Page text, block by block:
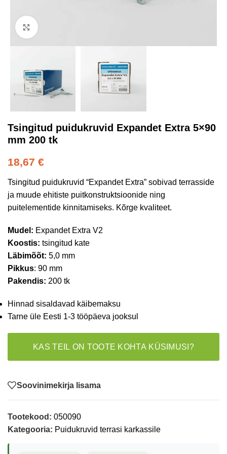
Kliki suurendamiseks
Tsingitud puidukruvid Expandet Extra 5×90
mm 200 tk
18,67 €
Tsingitud puidukruvid “Expandet Extra” sobivad terrasside
ja muude ehitiste puitkonstruktsioonide ning
puitelementide kinnitamiseks. Kõrge kvaliteet.
Mudel: Expandet Extra V2
Koostis: tsingitud kate
Läbimõõt: 5,0 mm
Pikkus: 90 mm
Pakendis: 200 tk
Hinnad sisaldavad käibemaksu
Tarne üle Eesti 1-3 tööpäeva jooksul
KAS TEIL ON TOOTE KOHTA KÜSIMUSI?
Soovinimekirja lisama
Tootekood: 050090
Kategooria: Puidukruvid terrasi karkassile